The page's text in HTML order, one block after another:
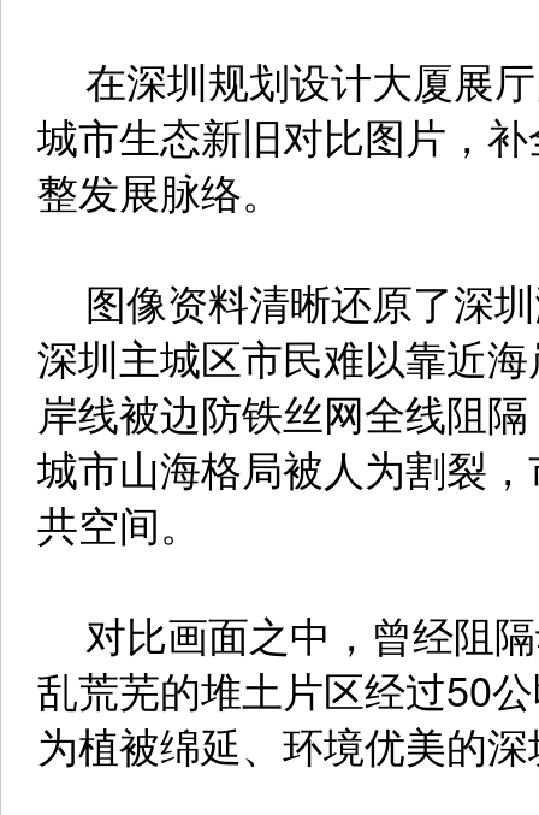
在深圳规划设计大厦展
城市生态新旧对比图片，
整发展脉络。
图像资料清晰还原了深
深圳主城区市民难以靠近
岸线被边防铁丝网全线阻
城市山海格局被人为割裂
共空间。
对比画面之中，曾经阻
乱荒芜的堆土片区经过50
为植被绵延、环境优美的